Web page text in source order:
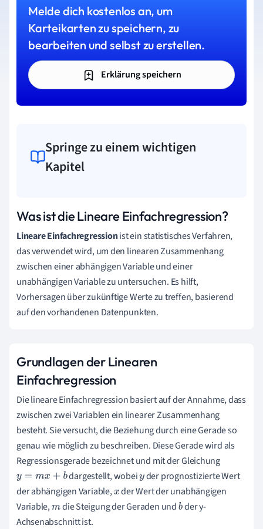
Melde dich kostenlos an, um
Karteikarten zu speichern, zu
bearbeiten und selbst zu erstellen.
Erklärung speichern
Springe zu einem wichtigen
Kapitel
Was ist die Lineare Einfachregression?
Lineare Einfachregressionist ein statistisches Verfahren,
das verwendet wird, um den linearen Zusammenhang
zwischen einer abhängigen Variable und einer
unabhängigen Variable zu untersuchen. Es hilft,
Vorhersagen über zukünftige Werte zu treffen, basierend
auf den vorhandenen Datenpunkten.
Grundlagen der Linearen
Einfachregression
Die lineare Einfachregression basiert auf der Annahme, dass
zwischen zwei Variablen ein linearer Zusammenhang
besteht. Sie versucht, die Beziehung durch eine Gerade so
genau wie möglich zu beschreiben. Diese Gerade wird als
Regressionsgerade bezeichnet und mit der Gleichung
y=m x+b dargestellt, wobeiyder prognostizierte Wert
der abhängigen Variable,x der Wert der unabhängigen
Variable,m die Steigung der Geraden undbder y-
Achsenabschnitt ist.